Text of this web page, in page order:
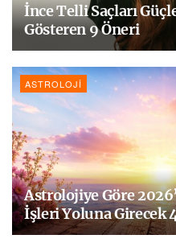
İnce Telli Saçları
Gösteren 9 Öneri
ASTROLOJI
Astrolojiye Göre
İşleri Yoluna Girecek